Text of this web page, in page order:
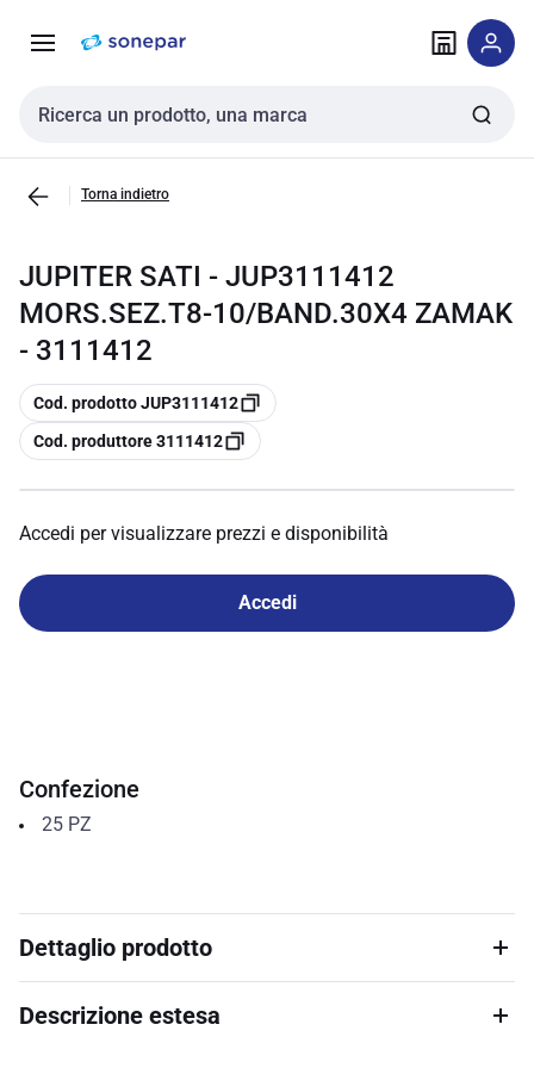
navigazione alla
Cerca input
Torna indietro
JUPITER SATI - JUP3111412
MORS.SEZ.T8-10/BAND.30X4 ZAMAK
- 3111412
copia
Cod. prodotto JUP3111412
copia
Cod. produttore 3111412
Accedi per visualizzare prezzi e disponibilità
Accedi
Confezione
25 PZ
Dettaglio prodotto
Descrizione estesa